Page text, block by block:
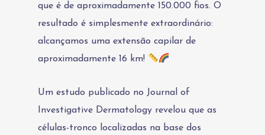
que é de aproximadamente 150.000 fios. O
resultado é simplesmente extraordinário:
alcançamos uma extensão capilar de
aproximadamente 16 km!
Um estudo publicado no Journal of
Investigative Dermatology revelou que as
células-tronco localizadas na base dos